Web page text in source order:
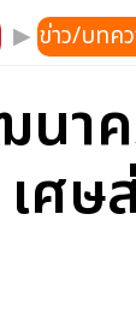
▶ ข่าว/บทค
า
ศษ